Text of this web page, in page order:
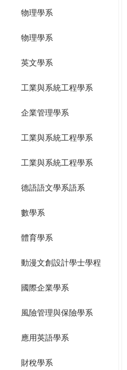
物理學系
物理學系
英文學系
工業與系統工程學系
企業管理學系
工業與系統工程學系
工業與系統工程學系
德語語文學系語系
數學系
體育學系
動漫文創設計學士學程
國際企業學系
風險管理與保險學系
應用英語學系
財稅學系